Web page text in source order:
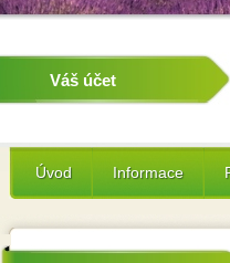
Váš účet
Úvod Informace